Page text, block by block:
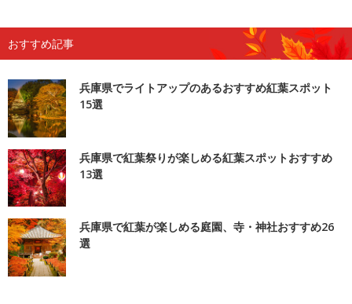
おすすめ記事
兵庫県でライトアップのあるおすすめ紅葉スポット
15選
兵庫県で紅葉祭りが楽しめる紅葉スポットおすすめ
13選
兵庫県で紅葉が楽しめる庭園、寺・神社おすすめ26
選